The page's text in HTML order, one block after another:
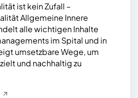
ist kein Zufall –
Allgemeine Innere
alle wichtigen Inhalte
im Spital und in
umsetzbare Wege, um
und nachhaltig zu